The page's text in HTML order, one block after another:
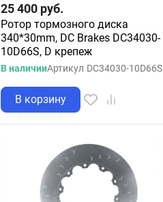
25 400 руб.
Ротор тормозного диска
340*30mm, DC Brakes DC34030-
10D66S, D крепеж
В наличииАртикул DC34030-10D66S
В корзину